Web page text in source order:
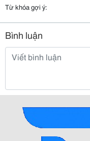
Từ khóa gợi ý:
Bình luận